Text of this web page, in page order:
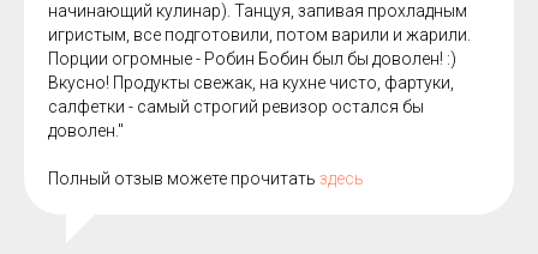
начинающий кулинар). Танцуя, запивая прохладным
игристым, все подготовили, потом варили и жарили.
Порции огромные - Робин Бобин был бы доволен! :)
Вкусно! Продукты свежак, на кухне чисто, фартуки,
салфетки - самый строгий ревизор остался бы
доволен."
Полный отзыв можете прочитать здесь